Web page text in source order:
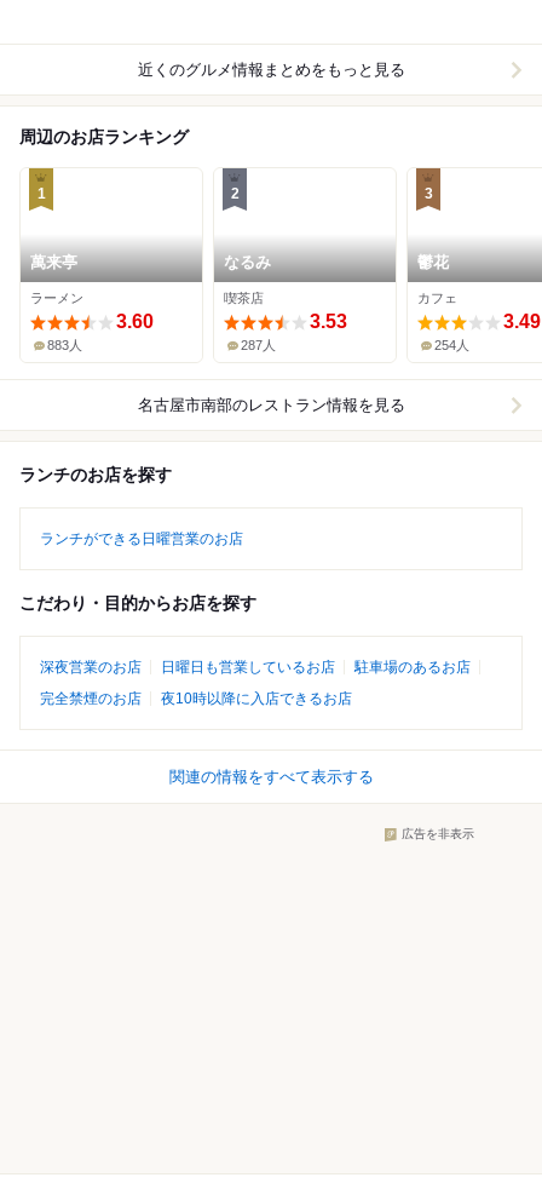
近くのグルメ情報まとめをもっと見る
周辺のお店ランキング
1
萬来亭
ラーメン
3.60
883人
2
なるみ
喫茶店
3.53
287人
3
鬱花
カフェ
3.49
254人
名古屋市南部のレストラン情報を見る
ランチのお店を探す
ランチができる日曜営業のお店
こだわり・目的からお店を探す
深夜営業のお店 日曜日も営業しているお店
駐車場のあるお店
完全禁煙のお店
夜10時以降に入店できるお店
関連の情報をすべて表示する
広告を非表示